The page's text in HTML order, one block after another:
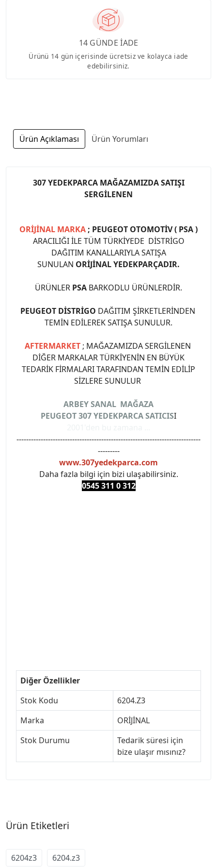
14 GÜNDE İADE
Ürünü 14 gün içerisinde ücretsiz ve kolayca iade
edebilirsiniz.
Ürün Açıklaması Ürün Yorumları
307 YEDEKPARCA MAĞAZAMIZDA SATIŞI
SERGİLENEN
ORİJİNAL MARKA ; PEUGEOT OTOMOTİV ( PSA )
ARACILIĞI İLE TÜM TÜRKİYEDE DİSTRİGO
DAĞITIM KANALLARIYLA SATIŞA
SUNULAN ORİJİNAL YEDEKPARÇADIR.
ÜRÜNLER PSA BARKODLU ÜRÜNLERDİR.
PEUGEOT DİSTRİGO DAĞITIM ŞİRKETLERİNDEN
TEMİN EDİLEREK SATIŞA SUNULUR.
AFTERMARKET ; MAĞAZAMIZDA SERGİLENEN
DİĞER MARKALAR TÜRKİYENİN EN BÜYÜK
TEDARİK FİRMALARI TARAFINDAN TEMİN EDİLİP
SİZLERE SUNULUR
ARBEY SANAL MAĞAZA
PEUGEOT 307 YEDEKPARCA SATICISI
----------------------------------------------------------------------------
---------
www.307yedekparca.com
Daha fazla bilgi için bizi ulaşabilirsiniz.
0545 311 0 312
Diğer Özellikler
Stok Kodu
6204.Z3
Marka
ORİJİNAL
Stok Durumu
Tedarik süresi için
bize ulaşır mısınız?
Ürün Etiketleri
6204z3 6204.z3